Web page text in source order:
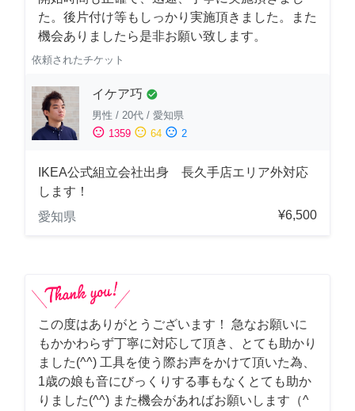
た。後片付け等もしっかり実施頂きました。また
機会ありましたら是非お願い致します。
依頼されたチケット
イケア巧 check_circle
男性 / 20代 / 愛知県
sentiment_satisfied 1359 sentiment_neutral 64 sentiment_dissatisfied 2
IKEA公式組立会社出身 長久手店エリア外対応
します！
愛知県
¥6,500
この度はありがとうございます！ 急なお願いに
もかかわらず丁寧に対応して頂き、とても助かり
ました(^^) 工具を使う際お声をかけて頂いた為、
1歳の娘も音にびっくりする事もなくとても助か
りました(^^) また機会があればお願いします（^